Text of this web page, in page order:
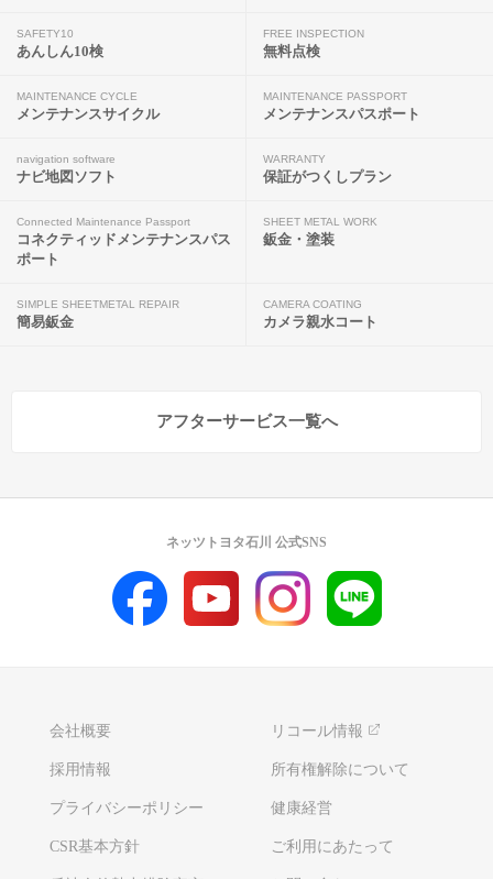
SAFETY10
あんしん10検
FREE INSPECTION
無料点検
MAINTENANCE CYCLE
メンテナンスサイクル
MAINTENANCE PASSPORT
メンテナンスパスポート
navigation software
ナビ地図ソフト
WARRANTY
保証がつくしプラン
Connected Maintenance Passport
コネクティッドメンテナンスパス
ポート
SHEET METAL WORK
鈑金・塗装
SIMPLE SHEETMETAL REPAIR
簡易鈑金
CAMERA COATING
カメラ親水コート
アフターサービス一覧へ
会社概要 リコール情報
採用情報 所有権解除について
プライバシーポリシー 健康経営
CSR基本方針 ご利用にあたって
ネッツトヨタ石川 公式SNS